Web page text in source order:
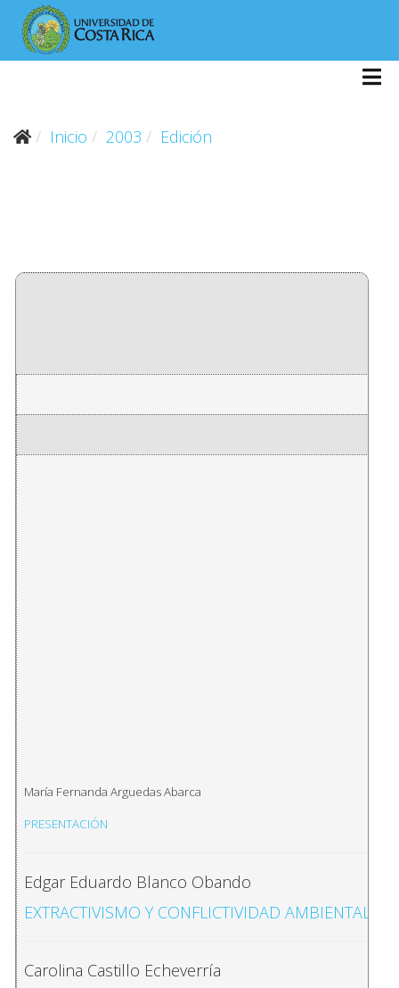
Inicio 2003 Edición
María Fernanda Arguedas Abarca
PRESENTACIÓN
Edgar Eduardo Blanco Obando
EXTRACTIVISMO Y CONFLICTIVIDAD AMBIENTAL
Carolina Castillo Echeverría